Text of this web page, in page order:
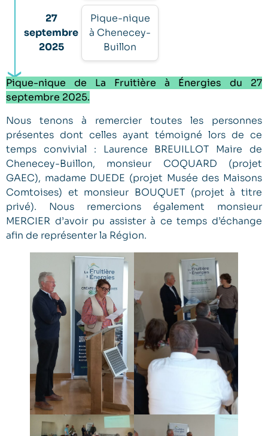
27
septembre
2025
Pique-nique
à Chenecey-
Buillon
Pique-nique de La Fruitière à Énergies du 27
septembre 2025.
Nous tenons à remercier toutes les personnes
présentes dont celles ayant témoigné lors de ce
temps convivial : Laurence BREUILLOT Maire de
Chenecey-Buillon, monsieur COQUARD (projet
GAEC), madame DUEDE (projet Musée des Maisons
Comtoises) et monsieur BOUQUET (projet à titre
privé). Nous remercions également monsieur
MERCIER d’avoir pu assister à ce temps d’échange
afin de représenter la Région.